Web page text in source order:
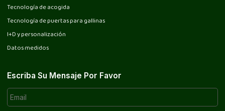
Tecnología de acogida
Tecnología de puertas para gallinas
I+D y personalización
Datos medidos
Escriba Su Mensaje Por Favor